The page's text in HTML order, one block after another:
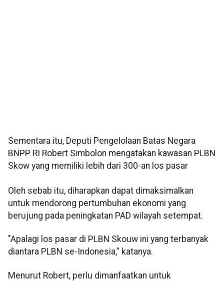
Sementara itu, Deputi Pengelolaan Batas Negara
BNPP RI Robert Simbolon mengatakan kawasan PLBN
Skow yang memiliki lebih dari 300-an los pasar
Oleh sebab itu, diharapkan dapat dimaksimalkan
untuk mendorong pertumbuhan ekonomi yang
berujung pada peningkatan PAD wilayah setempat.
"Apalagi los pasar di PLBN Skouw ini yang terbanyak
diantara PLBN se-Indonesia,” katanya.
Menurut Robert, perlu dimanfaatkan untuk